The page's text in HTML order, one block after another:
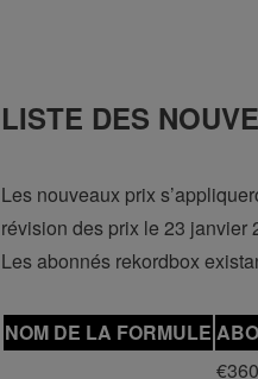
LISTE DES
Les nouveaux prix
révision des prix le 23 janvier
Les abonnés rekordbox
NOM DE LA FORMULE
€360